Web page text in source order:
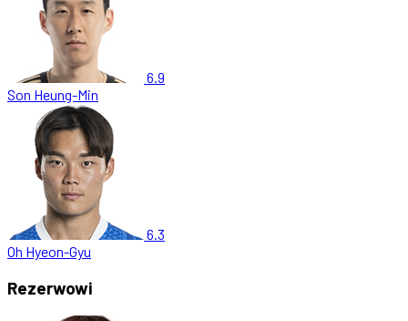
6.9
Son Heung-Min
6.3
Oh Hyeon-Gyu
Rezerwowi